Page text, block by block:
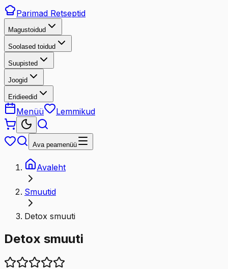
Parimad Retseptid
Magustoidud
Soolased toidud
Suupisted
Joogid
Eridieedid
Menüü Lemmikud
Ava peamenüü
Avaleht
Smuutid
Detox smuuti
Detox smuuti